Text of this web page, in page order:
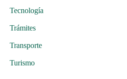
Tecnología
Trámites
Transporte
Turismo